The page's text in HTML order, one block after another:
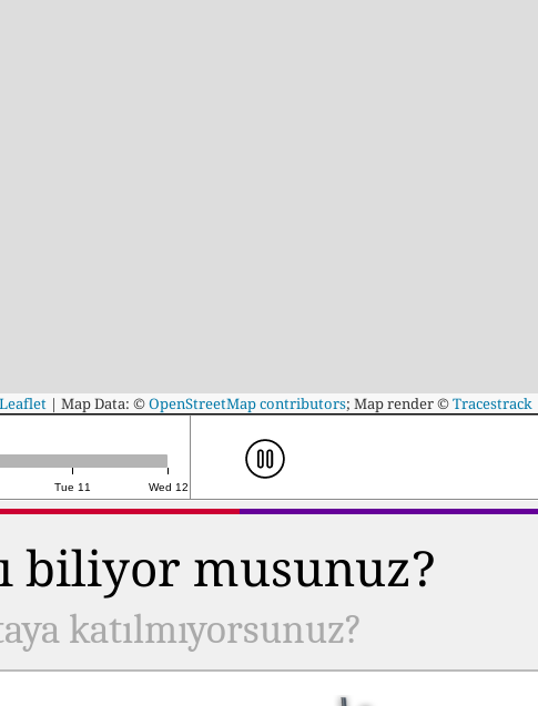
Leaflet | Map Data: ©OpenStreetMap contributors; Map render ©Tracestrack
Tue 11 Wed 12
biliyor musunuz?
katılmıyorsunuz?